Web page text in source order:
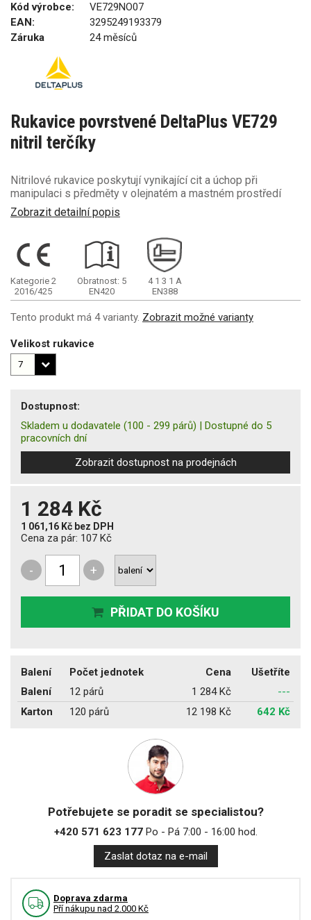
Kód výrobce:
VE729NO07
EAN:
3295249193379
Záruka
24 měsíců
Rukavice povrstvené DeltaPlus VE729
nitril terčíky
Nitrilové rukavice poskytují vynikající cit a úchop při
manipulaci s předměty v olejnatém a mastném prostředí
Zobrazit detailní popis
Kategorie 2
2016/425
Obratnost: 5
EN420
4 1 3 1 A
EN388
Tento produkt má 4 varianty. Zobrazit možné varianty
Velikost rukavice
Dostupnost:
Skladem u dodavatele (100 - 299 párů) | Dostupné do 5
pracovních dní
Zobrazit dostupnost na prodejnách
1 284 Kč
1 061,16 Kč bez DPH
Cena za pár: 107 Kč
- +
PŘIDAT DO KOŠÍKU
Balení Počet jednotek Cena
Ušetříte
Balení
12 párů 1 284 Kč
---
Karton
120 párů 12 198 Kč 642 Kč
Potřebujete se poradit se specialistou?
+420 571 623 177Po - Pá 7:00 - 16:00 hod.
Zaslat dotaz na e-mail
Doprava zdarma
Pří nákupu nad 2.000 Kč